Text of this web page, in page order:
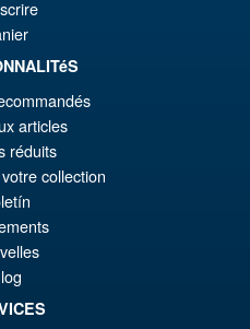
Godzilla
SOS Kiryu Graphic Plus
)
articles
réduits
collection